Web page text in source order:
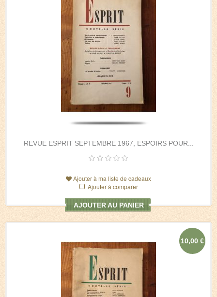
REVUE ESPRIT SEPTEMBRE 1967, ESPOIRS POUR...
Ajouter à ma liste de cadeaux
Ajouter à comparer
AJOUTER AU PANIER
10,00 €